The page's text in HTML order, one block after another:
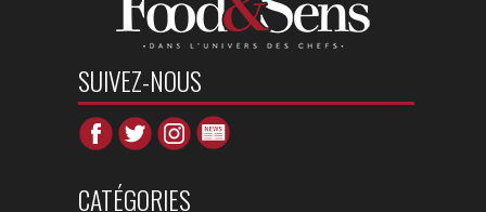
SUIVEZ-NOUS
CATÉGORIES